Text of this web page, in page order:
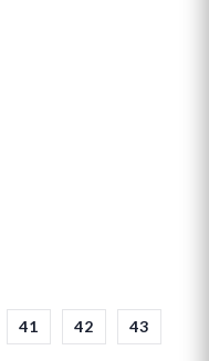
41 42 43